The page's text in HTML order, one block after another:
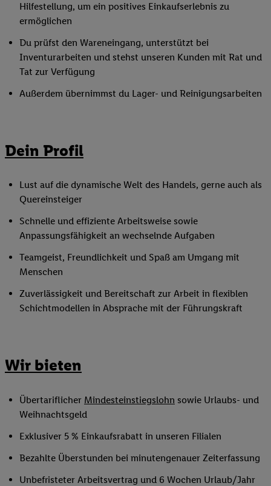
Hilfestellung, um ein positives Einkaufserlebnis zu
ermöglichen
Du prüfst den Wareneingang, unterstützt bei
Inventurarbeiten und stehst unseren Kunden mit Rat und
Tat zur Verfügung
Außerdem übernimmst du Lager- und Reinigungsarbeiten
Dein Profil
Lust auf die dynamische Welt des Handels, gerne auch als
Quereinsteiger
Schnelle und effiziente Arbeitsweise sowie
Anpassungsfähigkeit an wechselnde Aufgaben
Teamgeist, Freundlichkeit und Spaß am Umgang mit
Menschen
Zuverlässigkeit und Bereitschaft zur Arbeit in flexiblen
Schichtmodellen in Absprache mit der Führungskraft
Wir bieten
Übertariflicher Mindesteinstiegslohn sowie Urlaubs- und
Weihnachtsgeld
Exklusiver 5 % Einkaufsrabatt in unseren Filialen
Bezahlte Überstunden bei minutengenauer Zeiterfassung
Unbefristeter Arbeitsvertrag und 6 Wochen Urlaub/Jahr